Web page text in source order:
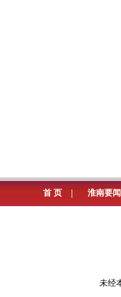
首 页 淮南要闻
未经